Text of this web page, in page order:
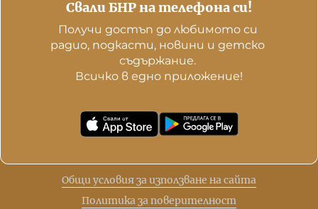
Свали БНР на телефона си!
Получи достъп до любимото си
радио, подкасти, новини и детско
съдържание.
Всичко в едно приложение!
Общи условия за използване на сайта
Политика за поверителност